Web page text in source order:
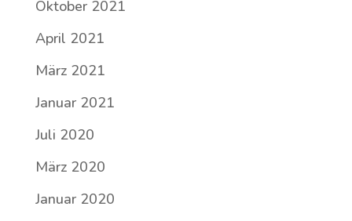
Oktober 2021
April 2021
März 2021
Januar 2021
Juli 2020
März 2020
Januar 2020